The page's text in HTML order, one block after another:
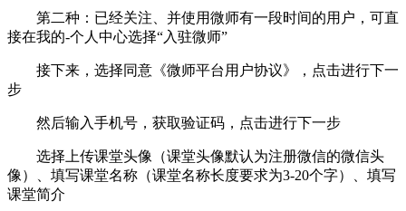
第二种：已经关注、并使用微师有一段时间的用户，可直
接在我的-个人中心选择“入驻微师”
接下来，选择同意《微师平台用户协议》，点击进行下一
步
然后输入手机号，获取验证码，点击进行下一步
选择上传课堂头像（课堂头像默认为注册微信的微信头
像）、填写课堂名称（课堂名称长度要求为3-20个字）、填写
课堂简介